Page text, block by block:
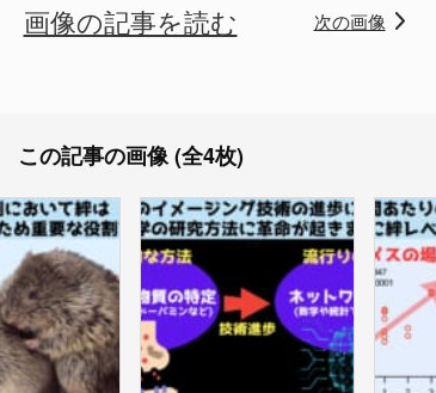
画像の記事を読む 次の画像
この記事の画像 (全4枚)